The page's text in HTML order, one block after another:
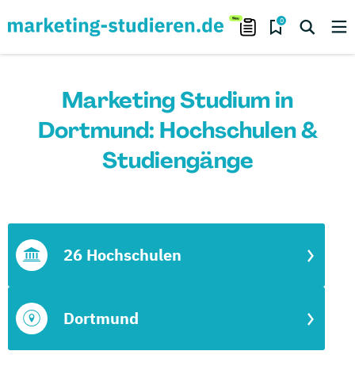
0
Marketing Studium in
Dortmund: Hochschulen &
Studiengänge
Dortmund
26 Hochschulen